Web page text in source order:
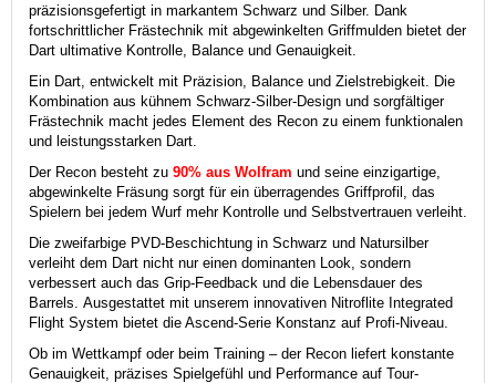
präzisionsgefertigt in markantem Schwarz und Silber. Dank
fortschrittlicher Frästechnik mit abgewinkelten Griffmulden bietet der
Dart ultimative Kontrolle, Balance und Genauigkeit.
Ein Dart, entwickelt mit Präzision, Balance und Zielstrebigkeit. Die
Kombination aus kühnem Schwarz-Silber-Design und sorgfältiger
Frästechnik macht jedes Element des Recon zu einem funktionalen
und leistungsstarken Dart.
Der Recon besteht zu 90% aus Wolfram und seine einzigartige,
abgewinkelte Fräsung sorgt für ein überragendes Griffprofil, das
Spielern bei jedem Wurf mehr Kontrolle und Selbstvertrauen verleiht.
Die zweifarbige PVD-Beschichtung in Schwarz und Natursilber
verleiht dem Dart nicht nur einen dominanten Look, sondern
verbessert auch das Grip-Feedback und die Lebensdauer des
Barrels. Ausgestattet mit unserem innovativen Nitroflite Integrated
Flight System bietet die Ascend-Serie Konstanz auf Profi-Niveau.
Ob im Wettkampf oder beim Training – der Recon liefert konstante
Genauigkeit, präzises Spielgefühl und Performance auf Tour-